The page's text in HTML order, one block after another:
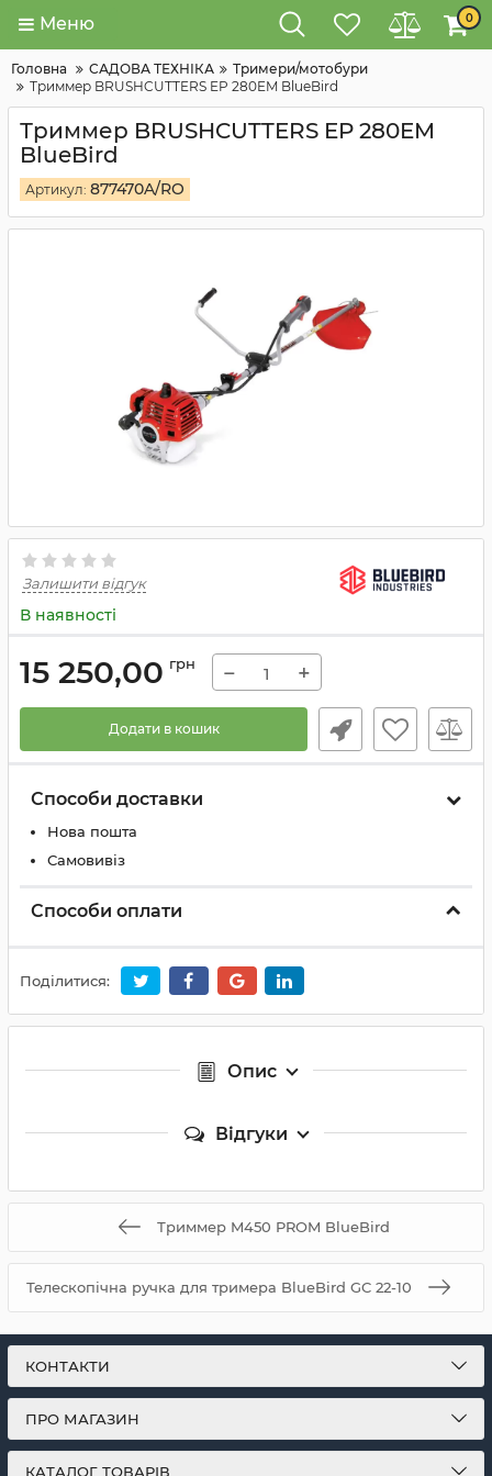
Меню 0
Головна САДОВА ТЕХНІКА
Тримери/мотобури
Триммер BRUSHCUTTERS EP 280EM BlueBird
Триммер BRUSHCUTTERS EP 280EM
BlueBird
Артикул: 877470A/RO
Залишити відгук
В наявності
15 250,00 грн − +
Додати в кошик
Способи доставки
Нова пошта
Самовивіз
Способи оплати
Поділитися:
Опис
Відгуки
Триммер M450 PROM BlueBird
Телескопічна ручка для тримера BlueBird GC 22-10
КОНТАКТИ
ПРО МАГАЗИН
КАТАЛОГ ТОВАРІВ